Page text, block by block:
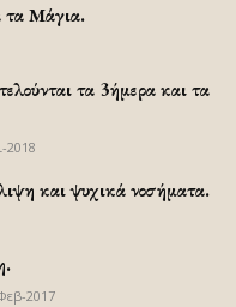
τα Μάγια.
τα 3ήμερα και τα
2018
και ψυχικά νοσήματα.
2017